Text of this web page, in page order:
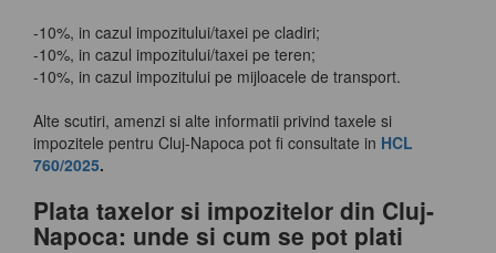
-10%, in cazul impozitului/taxei pe cladiri;
-10%, in cazul impozitului/taxei pe teren;
-10%, in cazul impozitului pe mijloacele de transport.
Alte scutiri, amenzi si alte informatii privind taxele si
impozitele pentru Cluj-Napoca pot fi consultate in HCL
760/2025.
Plata taxelor si impozitelor din Cluj-
Napoca: unde si cum se pot plati